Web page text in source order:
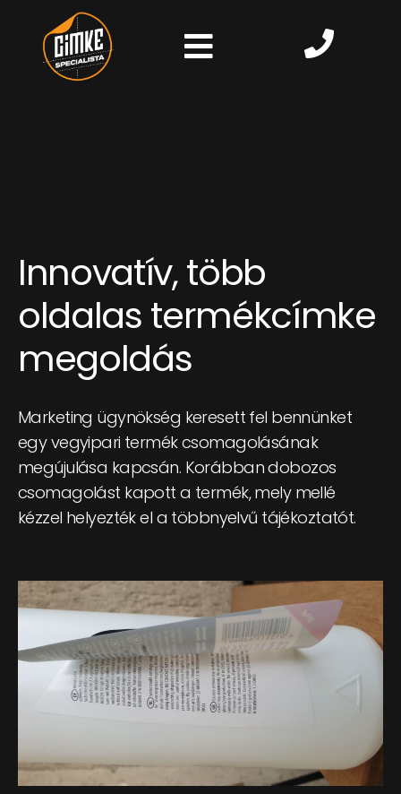
Innovatív, több
oldalas termékcímke
megoldás
Marketing ügynökség keresett fel bennünket
egy vegyipari termék csomagolásának
megújulása kapcsán. Korábban dobozos
csomagolást kapott a termék, mely mellé
kézzel helyezték el a többnyelvű tájékoztatót.